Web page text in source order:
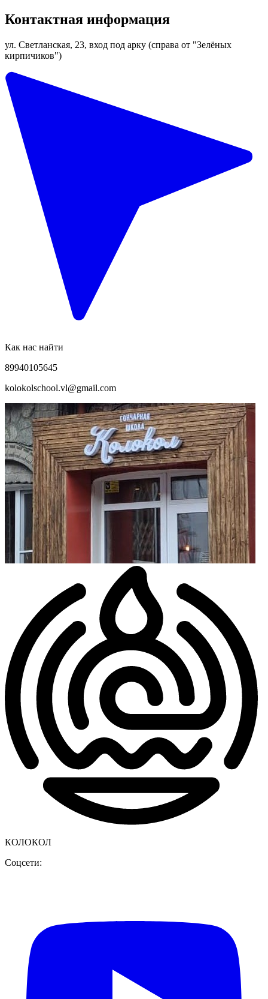
Контактная информация
ул. Светланская, 23, вход под арку (справа от "Зелёных
кирпичиков")
Как нас найти
89940105645
kolokolschool.vl@gmail.com
КОЛОКОЛ
Соцсети: